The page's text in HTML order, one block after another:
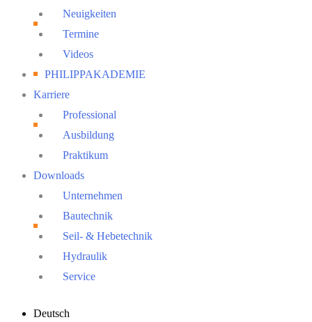
Neuigkeiten
Termine
Videos
PHILIPPAKADEMIE
Karriere
Professional
Ausbildung
Praktikum
Downloads
Unternehmen
Bautechnik
Seil- & Hebetechnik
Hydraulik
Service
Deutsch